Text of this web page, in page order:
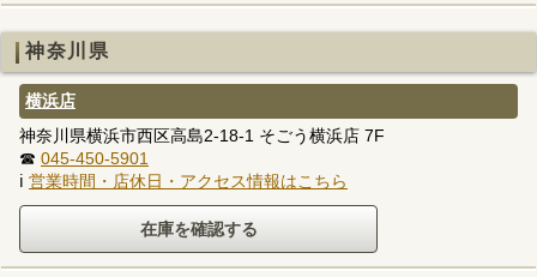
神奈川県
横浜店
神奈川県横浜市西区高島2-18-1 そごう横浜店 7F
☎ 045-450-5901
ℹ 営業時間・店休日・アクセス情報はこちら